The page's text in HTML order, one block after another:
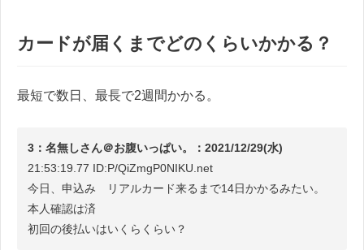
カードが届くまでどのくらいかかる？
最短で数日、最長で2週間かかる。
3：名無しさん＠お腹いっぱい。：2021/12/29(水)
21:53:19.77 ID:P/QiZmgP0NIKU.net
今日、申込み リアルカード来るまで14日かかるみたい。
本人確認は済
初回の後払いはいくらくらい？